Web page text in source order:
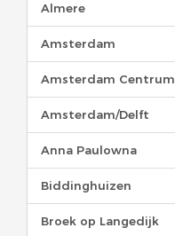
Almere
Amsterdam
Amsterdam Centrum
Amsterdam/Delft
Anna Paulowna
Biddinghuizen
Broek op Langedijk